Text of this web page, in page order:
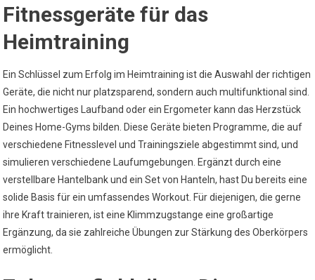
Fitnessgeräte für das
Heimtraining
Ein Schlüssel zum Erfolg im Heimtraining ist die Auswahl der richtigen
Geräte, die nicht nur platzsparend, sondern auch multifunktional sind.
Ein hochwertiges Laufband oder ein Ergometer kann das Herzstück
Deines Home-Gyms bilden. Diese Geräte bieten Programme, die auf
verschiedene Fitnesslevel und Trainingsziele abgestimmt sind, und
simulieren verschiedene Laufumgebungen. Ergänzt durch eine
verstellbare Hantelbank und ein Set von Hanteln, hast Du bereits eine
solide Basis für ein umfassendes Workout. Für diejenigen, die gerne
ihre Kraft trainieren, ist eine Klimmzugstange eine großartige
Ergänzung, da sie zahlreiche Übungen zur Stärkung des Oberkörpers
ermöglicht.